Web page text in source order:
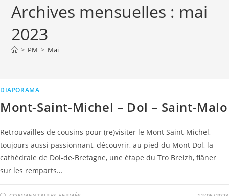
Archives mensuelles : mai
2023
> PM > Mai
DIAPORAMA
Mont-Saint-Michel – Dol – Saint-Malo
Retrouvailles de cousins pour (re)visiter le Mont Saint-Michel,
toujours aussi passionnant, découvrir, au pied du Mont Dol, la
cathédrale de Dol-de-Bretagne, une étape du Tro Breizh, flâner
sur les remparts…